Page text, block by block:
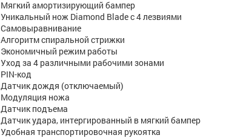
Мягкий амортизирующий бампер
Уникальный нож Diamond Blade с 4 лезвиями
Самовыравнивание
Алгоритм спиральной стрижки
Экономичный режим работы
Уход за 4 различными рабочими зонами
PIN-код
Датчик дождя (отключаемый)
Модуляция ножа
Датчик подъема
Датчик удара, интергированный в мягкий бампер
Удобная транспортировочная рукоятка